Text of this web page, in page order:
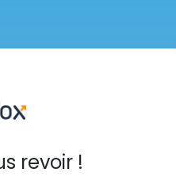
revoir !